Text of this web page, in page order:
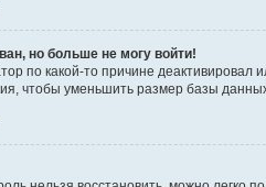
но больше не могу войти!
по какой-то причине деактивировал
чтобы уменьшить размер базы данных.